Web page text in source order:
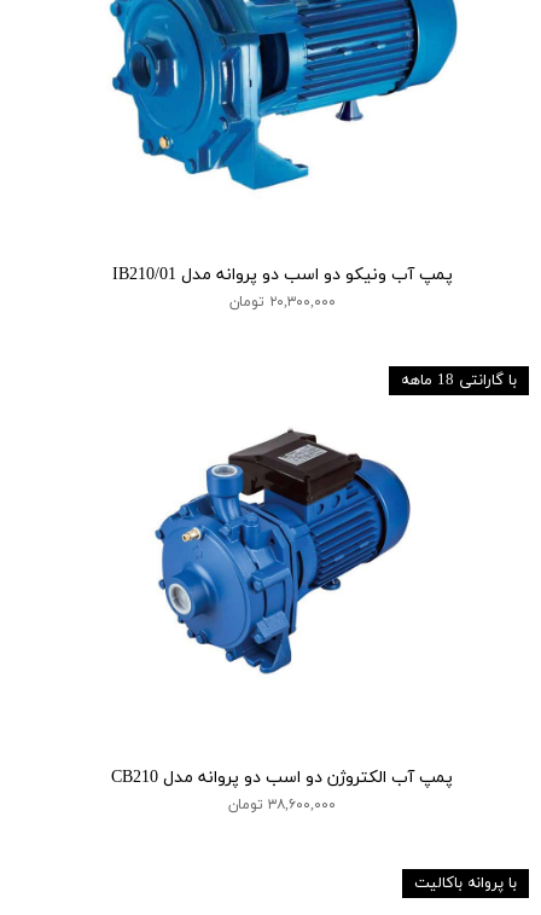
پمپ آب ونیکو دو اسب دو پروانه مدل IB210/01
۲۰,۳۰۰,۰۰۰ تومان
پمپ آب الکتروژن دو اسب دو پروانه مدل CB210
۳۸,۶۰۰,۰۰۰ تومان
با گارانتی 18 ماهه
با پروانه باکالیت